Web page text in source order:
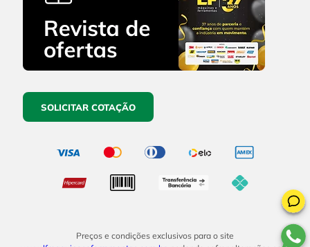
SOLICITAR COTAÇÃO
Preços e condições exclusivos para o site